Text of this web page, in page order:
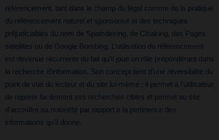
référencement, tant dans le champ du légal comme de la pratique
du référencement naturel et sponsorisé et des techniques
préjudiciables du nom de Spamdexing, de Cloaking, des Pages
satellites ou de Google Bombing. L’utilisation du référencement
est devenue récurrente du fait qu’il joue un rôle prépondérant dans
la recherche d’information. Son concept tient d’une réversibilité du
point de vue du lecteur et du site lui-même : il permet à l’utilisateur
de repérer facilement ses recherches cibles et permet au site
d’accroître sa notoriété par rapport à la pertinence des
informations qu’il donne.